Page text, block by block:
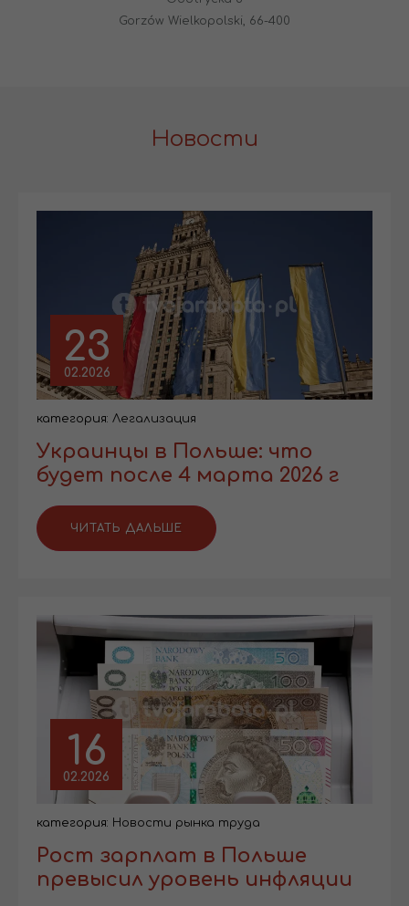
Gorzów Wielkopolski, 66-400
Новости
23
02.2026
категория: Легализация
Украинцы в Польше: что
будет после 4 марта 2026 г
ЧИТАТЬ ДАЛЬШЕ
16
02.2026
категория: Новости рынка труда
Рост зарплат в Польше
превысил уровень инфляции